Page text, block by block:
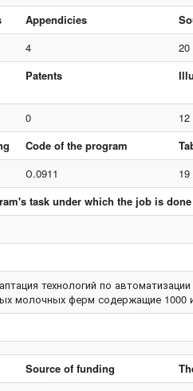
Appendicies
4
20
Patents
0
12
Code of the program
О.0911
19
task under which the job is done
технологий по
молочных ферм содержащие 1000
Source of funding